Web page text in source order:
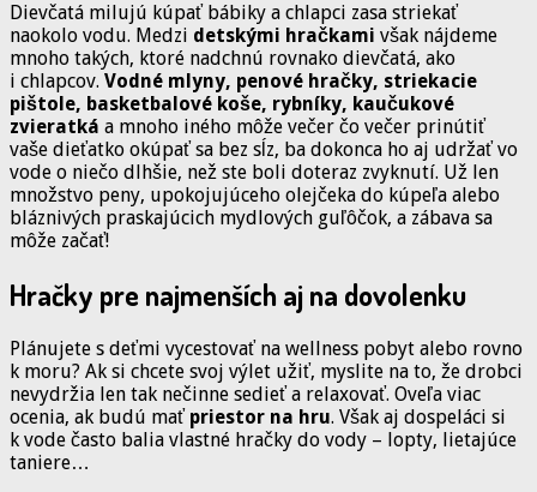
Dievčatá milujú kúpať bábiky a chlapci zasa striekať
naokolo vodu. Medzi detskými hračkami však nájdeme
mnoho takých, ktoré nadchnú rovnako dievčatá, ako
i chlapcov. Vodné mlyny, penové hračky, striekacie
pištole, basketbalové koše, rybníky, kaučukové
zvieratká a mnoho iného môže večer čo večer prinútiť
vaše dieťatko okúpať sa bez sĺz, ba dokonca ho aj udržať vo
vode o niečo dlhšie, než ste boli doteraz zvyknutí. Už len
množstvo peny, upokojujúceho olejčeka do kúpeľa alebo
bláznivých praskajúcich mydlových guľôčok, a zábava sa
môže začať!
Hračky pre najmenších aj na dovolenku
Plánujete s deťmi vycestovať na wellness pobyt alebo rovno
k moru? Ak si chcete svoj výlet užiť, myslite na to, že drobci
nevydržia len tak nečinne sedieť a relaxovať. Oveľa viac
ocenia, ak budú mať priestor na hru. Však aj dospeláci si
k vode často balia vlastné hračky do vody – lopty, lietajúce
taniere…